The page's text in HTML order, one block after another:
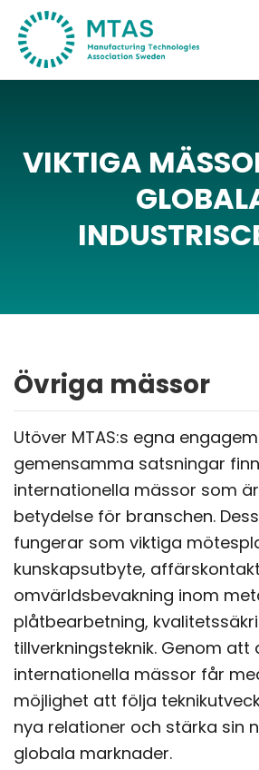
Skip
links
Skip
primary
content
VIKTIGA
Övriga mässor
Utöver MTAS:s egna
gemensamma satsningar
internationella mässor som
betydelse för branschen.
fungerar som viktiga
kunskapsutbyte,
omvärldsbevakning inom
plåtbearbetning,
tillverkningsteknik. Genom
internationella mässor får
möjlighet att följa
nya relationer och stärka sin
globala marknader.